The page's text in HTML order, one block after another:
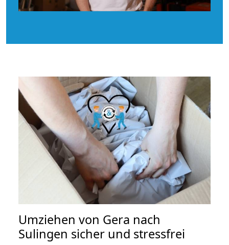
Umziehen von Gera nach
Sulingen sicher und stressfrei